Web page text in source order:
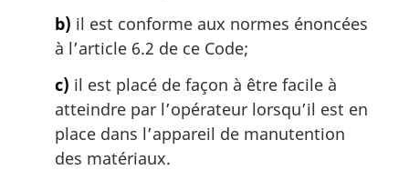
b) il est conforme aux normes énoncées
à l’article 6.2 de ce Code;
c) il est placé de façon à être facile à
atteindre par l’opérateur lorsqu’il est en
place dans l’appareil de manutention
des matériaux.